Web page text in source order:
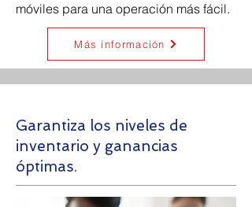
móviles para una operación más fácil.
Más información
Garantiza los niveles de
inventario y ganancias
óptimas.